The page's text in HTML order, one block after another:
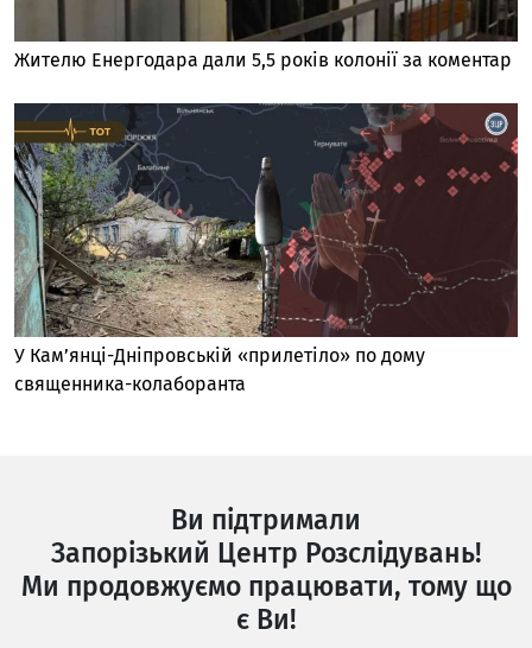
Жителю Енергодара дали 5,5 років колонії за коментар
У Кам’янці-Дніпровській «прилетіло» по дому
священника-колаборанта
Ви підтримали
Запорізький Центр Розслідувань!
Ми продовжуємо працювати, тому що
є Ви!